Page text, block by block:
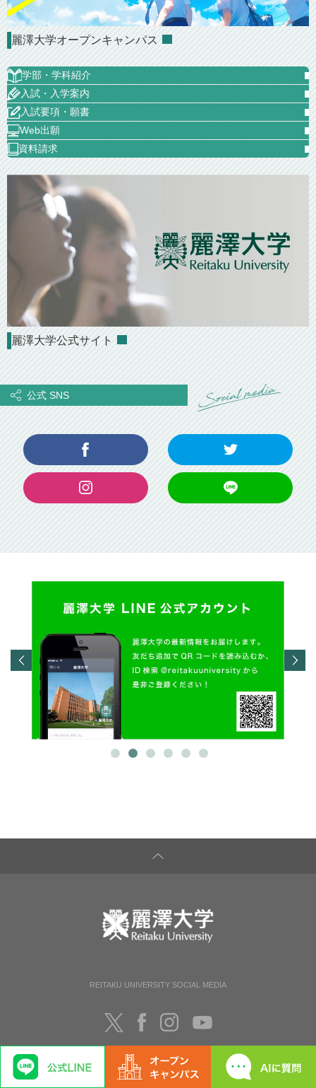
麗澤大学オープンキャンパス
学部・学科紹介
入試・入学案内
入試要項・願書
Web出願
資料請求
麗澤大学公式サイト
公式 SNS
REITAKU UNIVERSITY SOCIAL MEDIA
プライバシーポリシー